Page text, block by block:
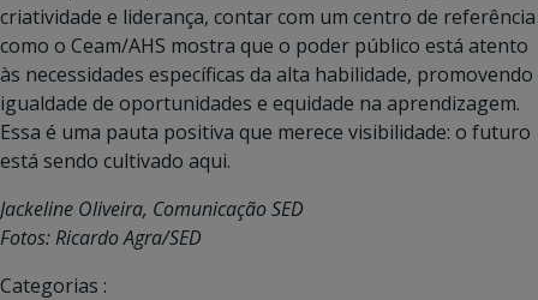
criatividade e liderança, contar com um centro de referência
como o Ceam/AHS mostra que o poder público está atento
às necessidades específicas da alta habilidade, promovendo
igualdade de oportunidades e equidade na aprendizagem.
Essa é uma pauta positiva que merece visibilidade: o futuro
está sendo cultivado aqui.
Jackeline Oliveira, Comunicação SED
Fotos: Ricardo Agra/SED
Categorias :